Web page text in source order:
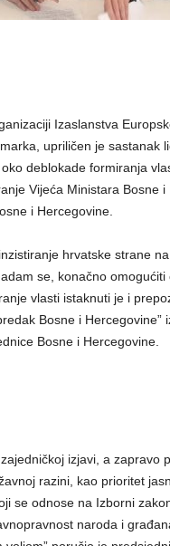
Izaslanstva
upriličen je sastanak
deblokade formiranja
Vijeća Ministara Bosne
i Hercegovine.
hrvatske strane
se, konačno
vlasti istaknuti je i
Bosne i Hercegovine”
Bosne i Hercegovine.
izjavi, a zapravo
razini, kao prioritet
se odnose na Izborni
naroda i